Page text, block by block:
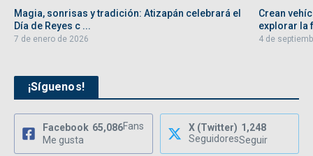
Magia, sonrisas y tradición: Atizapán celebrará el
Día de Reyes c ...
7 de enero de 2026
Crean
explorar la
4 de
¡Síguenos!
Facebook 65,086Fans
Me gusta
X (Twitter) 1,248
SeguidoresSeguir